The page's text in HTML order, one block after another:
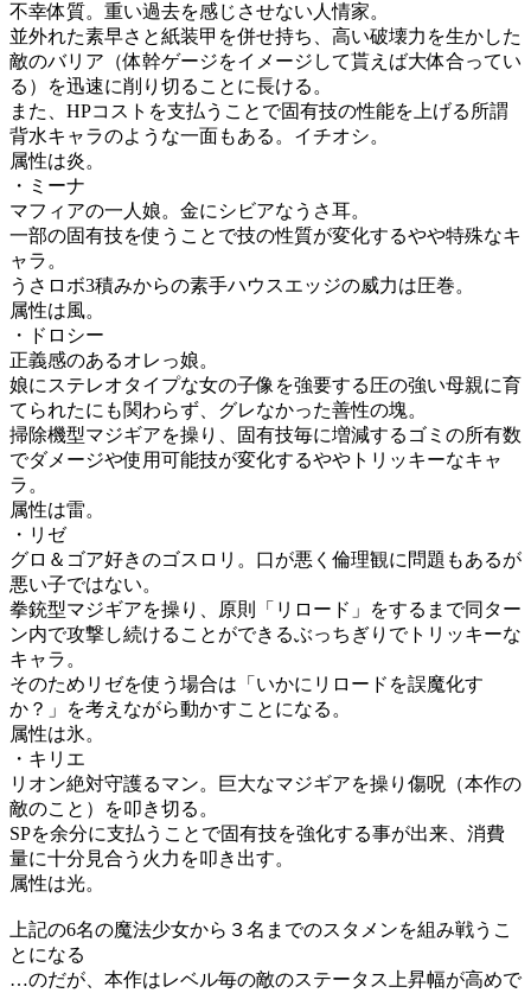
不幸体質。重い過去を感じさせない人情家。
並外れた素早さと紙装甲を併せ持ち、高い破壊力を生かした
敵のバリア（体幹ゲージをイメージして貰えば大体合ってい
る）を迅速に削り切ることに長ける。
また、HPコストを支払うことで固有技の性能を上げる所謂
背水キャラのような一面もある。イチオシ。
属性は炎。
・ミーナ
マフィアの一人娘。金にシビアなうさ耳。
一部の固有技を使うことで技の性質が変化するやや特殊なキ
ャラ。
うさロボ3積みからの素手ハウスエッジの威力は圧巻。
属性は風。
・ドロシー
正義感のあるオレっ娘。
娘にステレオタイプな女の子像を強要する圧の強い母親に育
てられたにも関わらず、グレなかった善性の塊。
掃除機型マジギアを操り、固有技毎に増減するゴミの所有数
でダメージや使用可能技が変化するややトリッキーなキャ
ラ。
属性は雷。
・リゼ
グロ＆ゴア好きのゴスロリ。口が悪く倫理観に問題もあるが
悪い子ではない。
拳銃型マジギアを操り、原則「リロード」をするまで同ター
ン内で攻撃し続けることができるぶっちぎりでトリッキーな
キャラ。
そのためリゼを使う場合は「いかにリロードを誤魔化す
か？」を考えながら動かすことになる。
属性は氷。
・キリエ
リオン絶対守護るマン。巨大なマジギアを操り傷呪（本作の
敵のこと）を叩き切る。
SPを余分に支払うことで固有技を強化する事が出来、消費
量に十分見合う火力を叩き出す。
属性は光。
上記の6名の魔法少女から３名までのスタメンを組み戦うこ
とになる
…のだが、本作はレベル毎の敵のステータス上昇幅が高めで